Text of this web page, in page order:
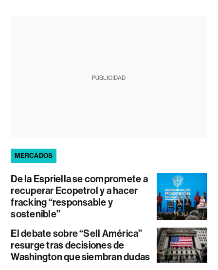
PUBLICIDAD
MERCADOS
De la Espriella se compromete a
recuperar Ecopetrol y a hacer
fracking “responsable y
sostenible”
El debate sobre “Sell América”
resurge tras decisiones de
Washington que siembran dudas